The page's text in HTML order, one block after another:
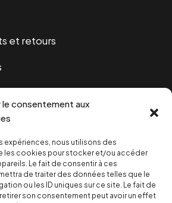
le consentement aux
expériences, nous utilisons des
les cookies pour stocker et/ou accéder
Le fait de consentir à ces
de traiter des données telles que le
ou les ID uniques sur ce site. Le fait de
son consentement peut avoir un effet
et retours
NOUS SOUTENIR
NOTRE NEWSLETTER